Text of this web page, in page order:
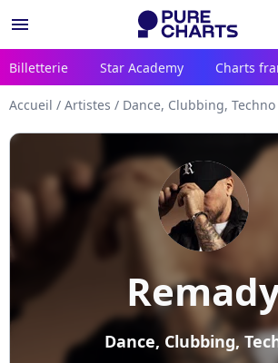
menu
Billetterie Star Academy Charts
Accueil / Artistes / Dance, Clubbing, Techno
Dance, Clubbing,